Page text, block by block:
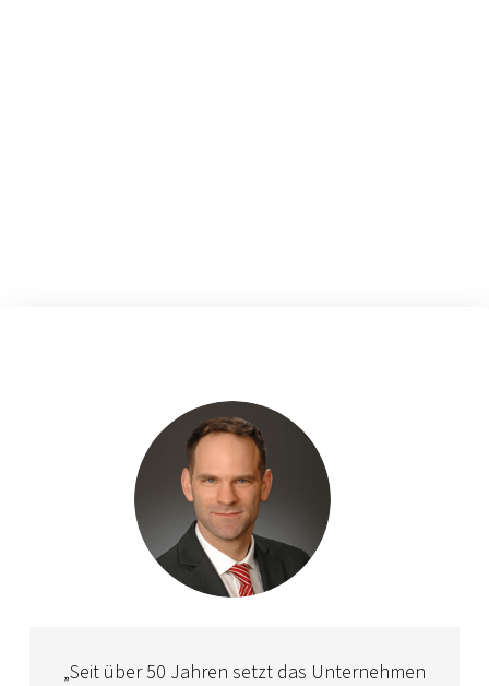
„Seit über 50 Jahren setzt das Unternehmen